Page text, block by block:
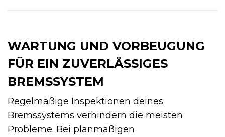
WARTUNG UND VORBEUGUNG
FÜR EIN ZUVERLÄSSIGES
BREMSSYSTEM
Regelmäßige Inspektionen deines
Bremssystems verhindern die meisten
Probleme. Bei planmäßigen